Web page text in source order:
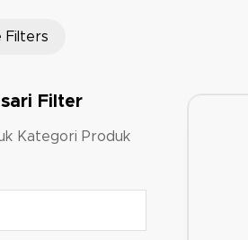
Filters
Filter
Kategori Produk